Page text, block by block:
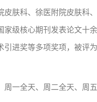
皮肤科、徐医附院皮肤科
家级核心期刊发表论文十
引进奖等多项奖项，被评
周一全天、周二全天、周